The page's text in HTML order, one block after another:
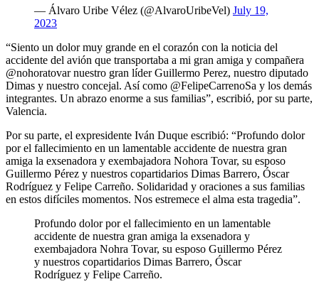
— Álvaro Uribe Vélez (@AlvaroUribeVel) July 19,
2023
“Siento un dolor muy grande en el corazón con la noticia del
accidente del avión que transportaba a mi gran amiga y compañera
@nohoratovar nuestro gran líder Guillermo Perez, nuestro diputado
Dimas y nuestro concejal. Así como @FelipeCarrenoSa y los demás
integrantes. Un abrazo enorme a sus familias”, escribió, por su parte,
Valencia.
Por su parte, el expresidente Iván Duque escribió: “Profundo dolor
por el fallecimiento en un lamentable accidente de nuestra gran
amiga la exsenadora y exembajadora Nohora Tovar, su esposo
Guillermo Pérez y nuestros copartidarios Dimas Barrero, Óscar
Rodríguez y Felipe Carreño. Solidaridad y oraciones a sus familias
en estos difíciles momentos. Nos estremece el alma esta tragedia”.
Profundo dolor por el fallecimiento en un lamentable
accidente de nuestra gran amiga la exsenadora y
exembajadora Nohra Tovar, su esposo Guillermo Pérez
y nuestros copartidarios Dimas Barrero, Óscar
Rodríguez y Felipe Carreño.